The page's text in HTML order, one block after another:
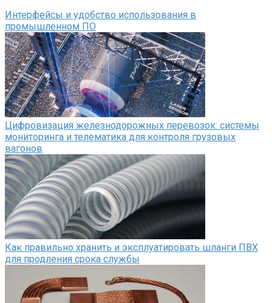
Интерфейсы и удобство использования в
промышленном ПО
Цифровизация железнодорожных перевозок: системы
мониторинга и телематика для контроля грузовых
вагонов
Как правильно хранить и эксплуатировать шланги ПВХ
для продления срока службы